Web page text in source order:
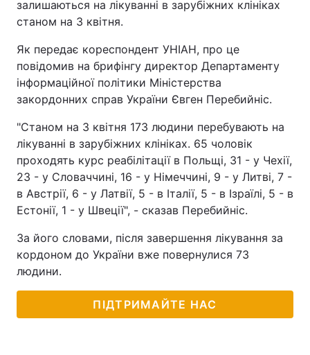
залишаються на лікуванні в зарубіжних клініках
станом на 3 квітня.
Як передає кореспондент УНІАН, про це
повідомив на брифінгу директор Департаменту
інформаційної політики Міністерства
закордонних справ України Євген Перебийніс.
"Станом на 3 квітня 173 людини перебувають на
лікуванні в зарубіжних клініках. 65 чоловік
проходять курс реабілітації в Польщі, 31 - у Чехії,
23 - у Словаччині, 16 - у Німеччині, 9 - у Литві, 7 -
в Австрії, 6 - у Латвії, 5 - в Італії, 5 - в Ізраїлі, 5 - в
Естонії, 1 - у Швеції", - сказав Перебийніс.
За його словами, після завершення лікування за
кордоном до України вже повернулися 73
людини.
ПІДТРИМАЙТЕ НАС